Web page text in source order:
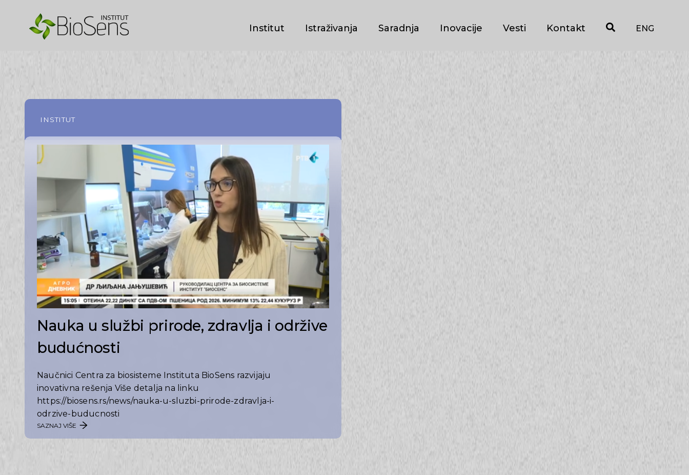
Institut Istraživanja Saradnja Inovacije Vesti Kontakt ENG
INSTITUT
Nauka u službi prirode, zdravlja i održive
budućnosti
Naučnici Centra za biosisteme Instituta BioSens razvijaju
inovativna rešenja Više detalja na linku
https://biosens.rs/news/nauka-u-sluzbi-prirode-zdravlja-i-
odrzive-buducnosti
SAZNAJ VIŠE